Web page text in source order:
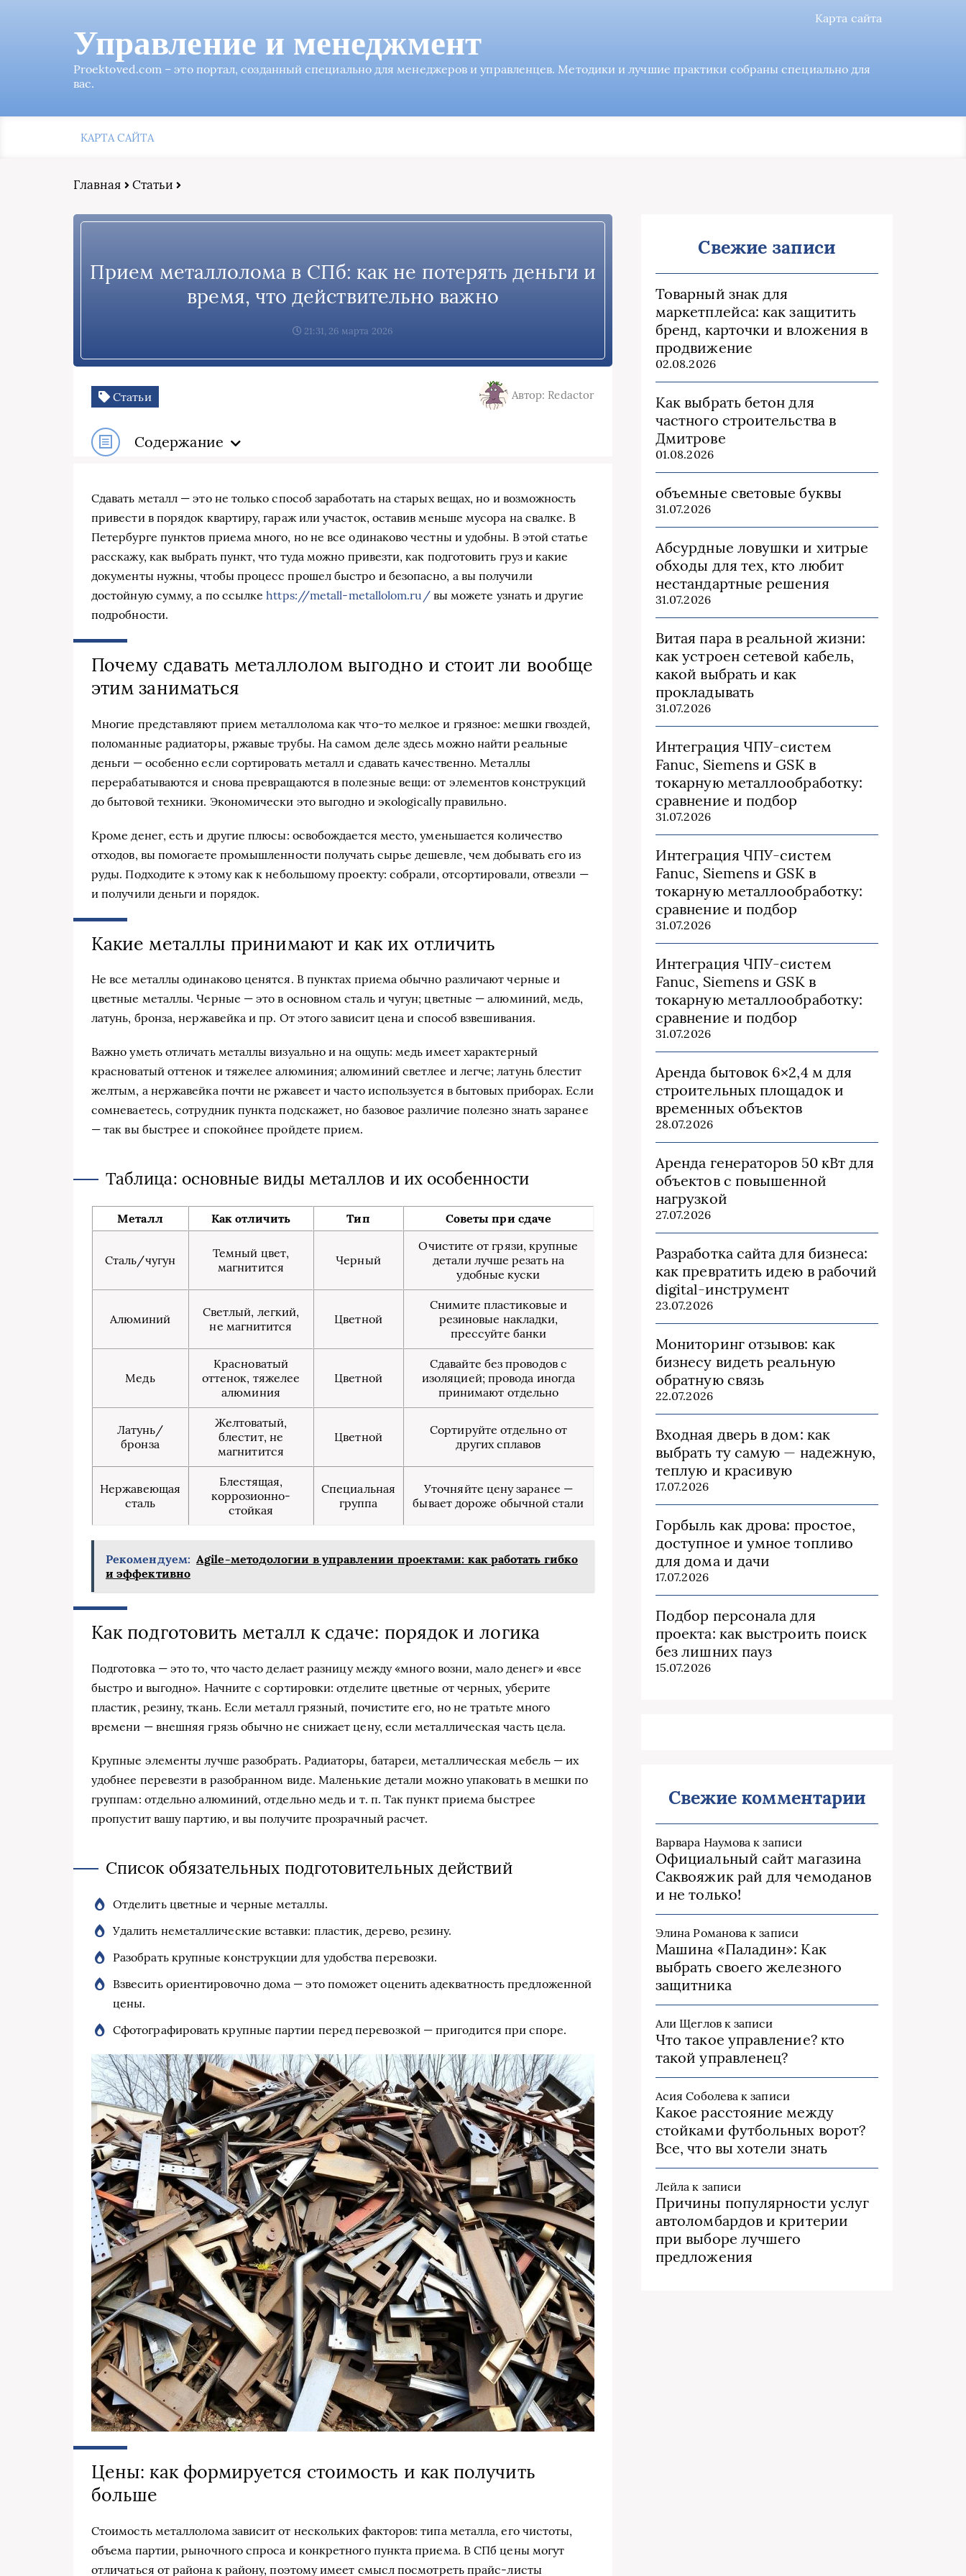
Карта сайта
Управление и менеджмент
Proektoved.com – это портал, созданный специально для менеджеров и управленцев. Методики и лучшие практики собраны специально для
вас.
КАРТА САЙТА
Главная Статьи
Прием металлолома в СПб: как не потерять деньги и
время, что действительно важно
21:31, 26 марта 2026
Статьи Автор: Redactor
Содержание
Сдавать металл — это не только способ заработать на старых вещах, но и возможность
привести в порядок квартиру, гараж или участок, оставив меньше мусора на свалке. В
Петербурге пунктов приема много, но не все одинаково честны и удобны. В этой статье
расскажу, как выбрать пункт, что туда можно привезти, как подготовить груз и какие
документы нужны, чтобы процесс прошел быстро и безопасно, а вы получили
достойную сумму, а по ссылкеhttps://metall-metallolom.ru/вы можете узнать и другие
подробности.
Почему сдавать металлолом выгодно и стоит ли вообще
этим заниматься
Многие представляют прием металлолома как что-то мелкое и грязное: мешки гвоздей,
поломанные радиаторы, ржавые трубы. На самом деле здесь можно найти реальные
деньги — особенно если сортировать металл и сдавать качественно. Металлы
перерабатываются и снова превращаются в полезные вещи: от элементов конструкций
до бытовой техники. Экономически это выгодно и экologically правильно.
Кроме денег, есть и другие плюсы: освобождается место, уменьшается количество
отходов, вы помогаете промышленности получать сырье дешевле, чем добывать его из
руды. Подходите к этому как к небольшому проекту: собрали, отсортировали, отвезли —
и получили деньги и порядок.
Какие металлы принимают и как их отличить
Не все металлы одинаково ценятся. В пунктах приема обычно различают черные и
цветные металлы. Черные — это в основном сталь и чугун; цветные — алюминий, медь,
латунь, бронза, нержавейка и пр. От этого зависит цена и способ взвешивания.
Важно уметь отличать металлы визуально и на ощупь: медь имеет характерный
красноватый оттенок и тяжелее алюминия; алюминий светлее и легче; латунь блестит
желтым, а нержавейка почти не ржавеет и часто используется в бытовых приборах. Если
сомневаетесь, сотрудник пункта подскажет, но базовое различие полезно знать заранее
— так вы быстрее и спокойнее пройдете прием.
Таблица: основные виды металлов и их особенности
Металл Как отличить Тип Советы при сдаче
Сталь/чугун
Темный цвет,
магнитится
Черный
Очистите от грязи, крупные
детали лучше резать на
удобные куски
Алюминий
Светлый, легкий,
не магнитится
Цветной
Снимите пластиковые и
резиновые накладки,
прессуйте банки
Медь
Красноватый
оттенок, тяжелее
алюминия
Цветной
Сдавайте без проводов с
изоляцией; провода иногда
принимают отдельно
Латунь/
бронза
Желтоватый,
блестит, не
магнитится
Цветной
Сортируйте отдельно от
других сплавов
Нержавеющая
сталь
Блестящая,
коррозионно-
стойкая
Специальная
группа
Уточняйте цену заранее —
бывает дороже обычной стали
Рекомендуем: Agile-методологии в управлении проектами: как работать гибко
и эффективно
Как подготовить металл к сдаче: порядок и логика
Подготовка — это то, что часто делает разницу между «много возни, мало денег» и «все
быстро и выгодно». Начните с сортировки: отделите цветные от черных, уберите
пластик, резину, ткань. Если металл грязный, почистите его, но не тратьте много
времени — внешняя грязь обычно не снижает цену, если металлическая часть цела.
Крупные элементы лучше разобрать. Радиаторы, батареи, металлическая мебель — их
удобнее перевезти в разобранном виде. Маленькие детали можно упаковать в мешки по
группам: отдельно алюминий, отдельно медь и т. п. Так пункт приема быстрее
пропустит вашу партию, и вы получите прозрачный расчет.
Список обязательных подготовительных действий
Отделить цветные и черные металлы.
Удалить неметаллические вставки: пластик, дерево, резину.
Разобрать крупные конструкции для удобства перевозки.
Взвесить ориентировочно дома — это поможет оценить адекватность предложенной
цены.
Сфотографировать крупные партии перед перевозкой — пригодится при споре.
Цены: как формируется стоимость и как получить
больше
Стоимость металлолома зависит от нескольких факторов: типа металла, его чистоты,
объема партии, рыночного спроса и конкретного пункта приема. В СПб цены могут
отличаться от района к району, поэтому имеет смысл посмотреть прайс-листы
Свежие записи
Товарный знак для
маркетплейса: как защитить
бренд, карточки и вложения в
продвижение
02.08.2026
Как выбрать бетон для
частного строительства в
Дмитрове
01.08.2026
объемные световые буквы
31.07.2026
Абсурдные ловушки и хитрые
обходы для тех, кто любит
нестандартные решения
31.07.2026
Витая пара в реальной жизни:
как устроен сетевой кабель,
какой выбрать и как
прокладывать
31.07.2026
Интеграция ЧПУ-систем
Fanuc, Siemens и GSK в
токарную металлообработку:
сравнение и подбор
31.07.2026
Интеграция ЧПУ-систем
Fanuc, Siemens и GSK в
токарную металлообработку:
сравнение и подбор
31.07.2026
Интеграция ЧПУ-систем
Fanuc, Siemens и GSK в
токарную металлообработку:
сравнение и подбор
31.07.2026
Аренда бытовок 6×2,4 м для
строительных площадок и
временных объектов
28.07.2026
Аренда генераторов 50 кВт для
объектов с повышенной
нагрузкой
27.07.2026
Разработка сайта для бизнеса:
как превратить идею в рабочий
digital-инструмент
23.07.2026
Мониторинг отзывов: как
бизнесу видеть реальную
обратную связь
22.07.2026
Входная дверь в дом: как
выбрать ту самую — надежную,
теплую и красивую
17.07.2026
Горбыль как дрова: простое,
доступное и умное топливо
для дома и дачи
17.07.2026
Подбор персонала для
проекта: как выстроить поиск
без лишних пауз
15.07.2026
Свежие комментарии
Варвара Наумова к записи
Официальный сайт магазина
Саквояжик рай для чемоданов
и не только!
Элина Романова к записи
Машина «Паладин»: Как
выбрать своего железного
защитника
Али Щегловк записи
Что такое управление? кто
такой управленец?
Асия Соболева к записи
Какое расстояние между
стойками футбольных ворот?
Все, что вы хотели знать
Лейла к записи
Причины популярности услуг
автоломбардов и критерии
при выборе лучшего
предложения